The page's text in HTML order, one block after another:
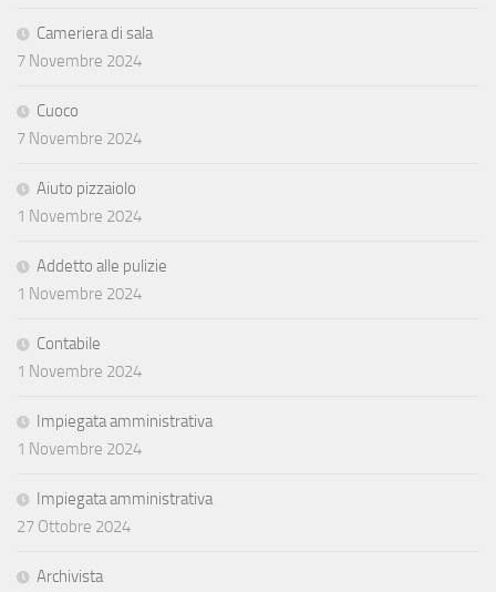
Cameriera di sala
7 Novembre 2024
Cuoco
7 Novembre 2024
Aiuto pizzaiolo
1 Novembre 2024
Addetto alle pulizie
1 Novembre 2024
Contabile
1 Novembre 2024
Impiegata amministrativa
1 Novembre 2024
Impiegata amministrativa
27 Ottobre 2024
Archivista